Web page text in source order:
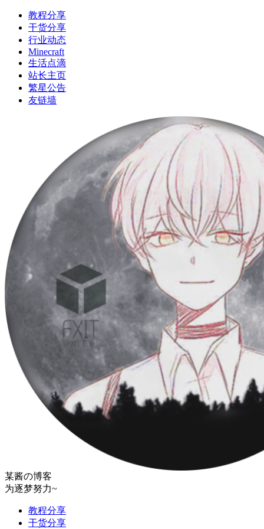
教程分享
干货分享
行业动态
Minecraft
生活点滴
站长主页
繁星公告
友链墙
某酱の博客
为逐梦努力~
教程分享
干货分享